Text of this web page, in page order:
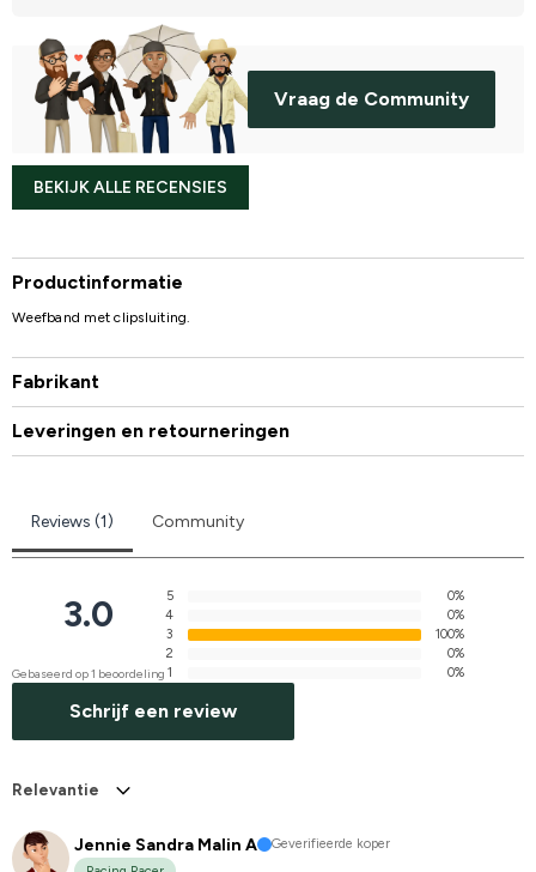
Vraag de Community
BEKIJK ALLE RECENSIES
Productinformatie
Weefband met clipsluiting.
Fabrikant
Leveringen en retourneringen
Reviews (1) Community
3.0
Gebaseerd op 1 beoordeling
5
0%
4
0%
3
100%
2
0%
1
0%
Schrijf een review
Relevantie
Jennie Sandra Malin A
Geverifieerde koper